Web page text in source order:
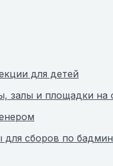
для детей
залы и площадки на
сборов по